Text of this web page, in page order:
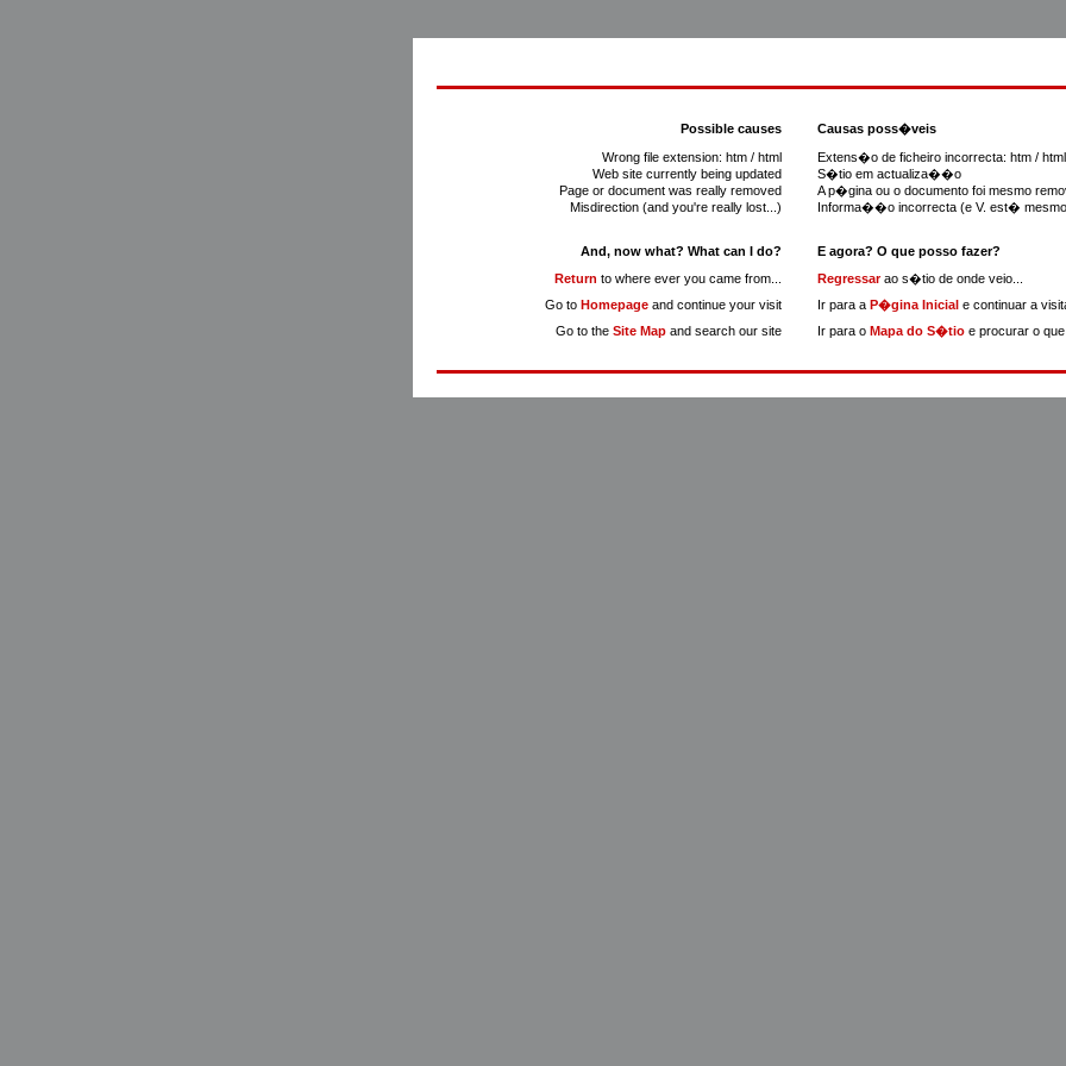
Possible causes
Causas poss�veis
Wrong file extension: htm / html
Extens�o de ficheiro incorrecta: htm / html
Web site currently being updated
S�tio em actualiza��o
Page or document was really removed
A p�gina ou o documento foi mesmo
Misdirection (and you're really lost...)
Informa��o incorrecta (e V. est� mesmo
And, now what? What can I do?
E agora? O que posso fazer?
Return to where ever you came from... Regressarao s�tio de onde veio...
Go to Homepage and continue your visit Ir para a P�gina Inicial e continuar a
Go to the Site Map and search our site Ir para o Mapa do S�tio e procurar o